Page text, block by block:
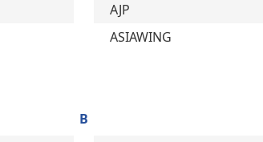
AJP
ASIAWING
B